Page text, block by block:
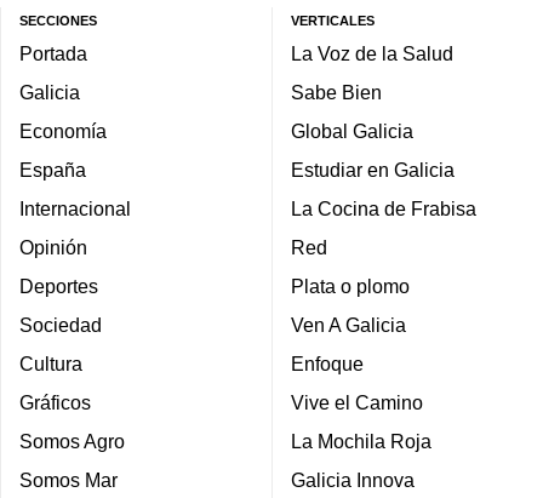
SECCIONES
Portada
Galicia
Economía
España
Internacional
Opinión
Deportes
Sociedad
Cultura
Gráficos
Somos Agro
Somos Mar
VERTICALES
La Voz de la Salud
Sabe Bien
Global Galicia
Estudiar en Galicia
La Cocina de Frabisa
Red
Plata o plomo
Ven A Galicia
Enfoque
Vive el Camino
La Mochila Roja
Galicia Innova